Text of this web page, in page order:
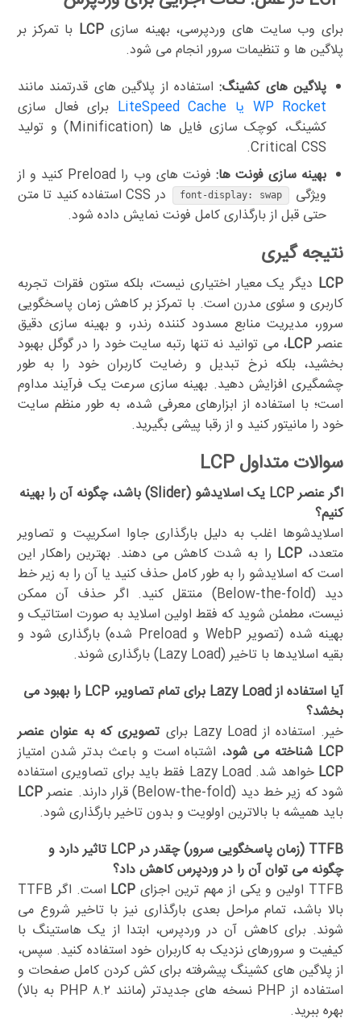
برای وب سایت های وردپرسی، بهینه سازی LCP با تمرکز بر
پلاگین ها و تنظیمات سرور انجام می شود.
پلاگین های کشینگ:استفاده از پلاگین های قدرتمند مانند
WP Rocket یا LiteSpeed Cache
برای فعال سازی
کشینگ، کوچک سازی فایل ها (Minification) و تولید
Critical CSS.
بهینه سازی فونت ها:
فونت های وب را Preload کنید و از
ویژگی
font-display: swap
در CSS استفاده کنید تا متن
حتی قبل از بارگذاری کامل فونت نمایش داده شود.
نتیجه گیری
LCP دیگر یک معیار اختیاری نیست، بلکه ستون فقرات تجربه
کاربری و سئوی مدرن است. با تمرکز بر کاهش زمان پاسخگویی
سرور، مدیریت منابع مسدود کننده رندر، و بهینه سازی دقیق
عنصرLCP، می توانید نه تنها رتبه سایت خود را در گوگل بهبود
بخشید، بلکه نرخ تبدیل و رضایت کاربران خود را به طور
چشمگیری افزایش دهید. بهینه سازی سرعت یک فرآیند مداوم
است؛ با استفاده از ابزارهای معرفی شده، به طور منظم سایت
خود را مانیتور کنید و از رقبا پیشی بگیرید.
سوالات متداول LCP
اگر عنصر LCP یک اسلایدشو (Slider) باشد، چگونه آن را بهینه
کنیم؟
اسلایدشوها اغلب به دلیل بارگذاری جاوا اسکریپت و تصاویر
متعدد،LCP را به شدت کاهش می دهند. بهترین راهکار این
است که اسلایدشو را به طور کامل حذف کنید یا آن را به زیر خط
دید (Below-the-fold) منتقل کنید. اگر حذف آن ممکن
نیست، مطمئن شوید که فقط اولین اسلاید به صورت استاتیک و
بهینه شده (تصویر WebP و Preload شده) بارگذاری شود و
بقیه اسلایدها با تاخیر (Lazy Load) بارگذاری شوند.
آیا استفاده از Lazy Load برای تمام تصاویر، LCP را بهبود می
بخشد؟
خیر. استفاده از Lazy Load برای
تصویری که به عنوان عنصر
LCP شناخته می شود
، اشتباه است و باعث بدتر شدن امتیاز
LCP
خواهد شد. Lazy Load فقط باید برای تصاویری استفاده
شود که زیر خط دید (Below-the-fold) قرار دارند. عنصر
LCP
باید همیشه با بالاترین اولویت و بدون تاخیر بارگذاری شود.
TTFB (زمان پاسخگویی سرور) چقدر در LCP تاثیر دارد و
چگونه می توان آن را در وردپرس کاهش داد؟
TTFB اولین و یکی از مهم ترین اجزای
LCP
است. اگر TTFB
بالا باشد، تمام مراحل بعدی بارگذاری نیز با تاخیر شروع می
شوند. برای کاهش آن در وردپرس، ابتدا از یک هاستینگ با
کیفیت و سرورهای نزدیک به کاربران خود استفاده کنید. سپس،
از پلاگین های کشینگ پیشرفته برای کش کردن کامل صفحات و
استفاده از PHP نسخه های جدیدتر (مانند PHP ۸.۲ به بالا)
بهره ببرید.